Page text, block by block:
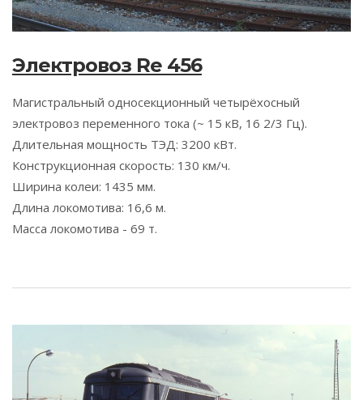
Электровоз Re 456
Магистральный односекционный четырёхосный
электровоз переменного тока (~ 15 кВ, 16 2/3 Гц).
Длительная мощность ТЭД: 3200 кВт.
Конструкционная скорость: 130 км/ч.
Ширина колеи: 1435 мм.
Длина локомотива: 16,6 м.
Масса локомотива - 69 т.